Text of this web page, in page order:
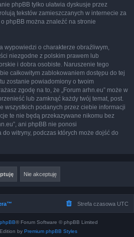
phpBB tylko ułatwia dyskusje przez
tekstów zamieszczanych w internecie za
phpBB można znaleźć na stronie
wypowiedzi o charakterze obraźliwym,
niezgodne z polskim prawem lub
i dobra osobiste. Naruszenie tego
całkowitym zablokowaniem dostępu do tej
zostanie powiadomiony o twoim
zgodę na to, że „Forum arhn.eu” może w
lub zamknąć każdy twój temat, post.
wszystkich podanych przez ciebie informacji
te nie będą przekazywane nikomu bez
ani phpBB nie ponosi
witryny, podczas których może dojść do
Strefa czasowa UTC
phpBB® Forum Software © phpBB Limited
by Premium phpBB Styles